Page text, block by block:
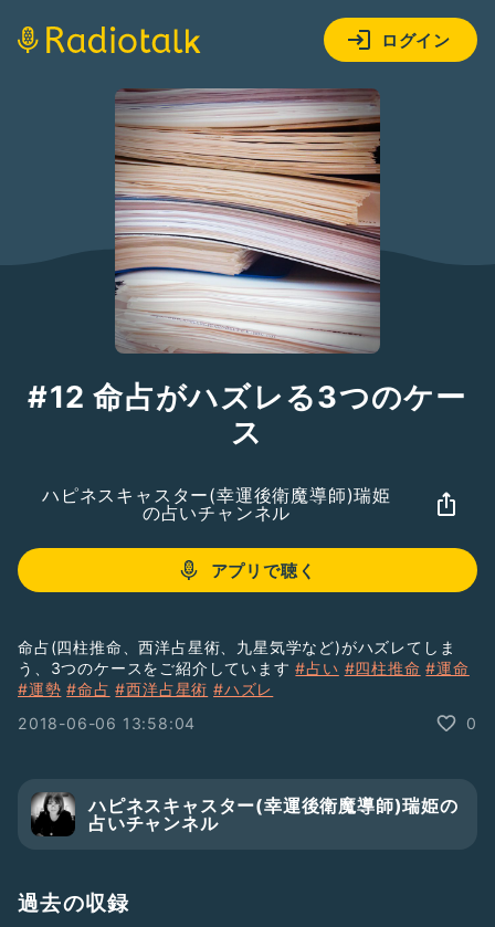
ログイン
#12 命占がハズレる3つのケー
ス
ハピネスキャスター(幸運後衛魔導師)瑞姫
の占いチャンネル
アプリで聴く
命占(四柱推命、西洋占星術、九星気学など)がハズレてしま
う、3つのケースをご紹介しています#占い #四柱推命 #運命
#運勢 #命占 #西洋占星術 #ハズレ
2018-06-06 13:58:04
0
ハピネスキャスター(幸運後衛魔導師)瑞姫の
占いチャンネル
過去の収録